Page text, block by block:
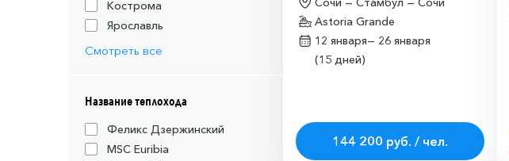
Кострома
Ярославль
Смотреть все
Название теплохода
Феликс Дзержинский
MSC Euribia
разрешение на посещение
Израиля (ETA-IL)
Astoria Grande
12 января— 26 января
(15 дней)
144 200 руб. / чел.